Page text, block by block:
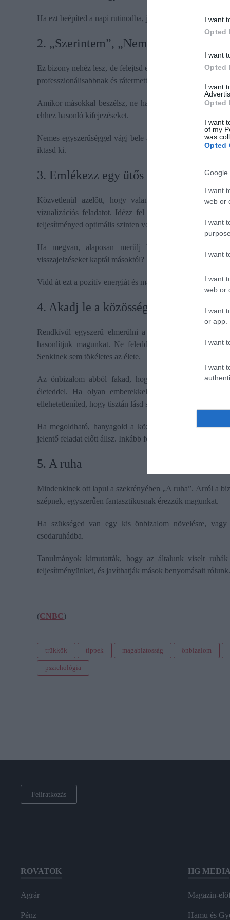
I want
Opted
I want
Opted
I want
Opted
I want
of my
was
Opted
Google
I want
web or
I want
I want
I want
web or
I want
or app.
I want
I want
Ha ezt beépíted a napi rutinodba, jó eséllyel kevésbé
2. „Szerintem”, „Nem vagyok biztos
Ez bizony nehéz lesz, de felejtsd el a gyenge,
professzionálisabbnak és rátermettebbnek fogsz tűnni.
Amikor másokkal beszélsz, ne használd a „szerintem”, a
ehhez hasonló kifejezéseket.
Nemes egyszerűséggel vágj bele a közepébe, közöld
iktasd ki.
3. Emlékezz egy ütős pillanatodra
Közvetlenül azelőtt, hogy valami olyasmit tennél,
vizualizációs feladatot. Idézz fel az életedből egy
teljesítményed optimális szinten volt.
Ha megvan, alaposan merülj bele az emlékbe.
visszajelzéseket kaptál másoktól? Mit éreztél, amikor vége
Vidd át ezt a pozitív energiát és magabiztosságot a jelenbe.
4. Akadj le a közösségi médiáról
Rendkívül egyszerű elmerülni a közösségi média
hasonlítjuk magunkat. Ne feledd, a videók, képek,
Senkinek sem tökéletes az élete.
Az önbizalom abból fakad, hogy hiszel önmagadban,
életeddel. Ha olyan emberekkel próbálod összemérni
ellehetetleníted, hogy tisztán lásd saját eredményeidet.
Ha megoldható, hanyagold a közösségi médiát, ha
jelentő feladat előtt állsz. Inkább fogj egy naplót, és írj
5. A ruha
Mindenkinek ott lapul a szekrényében „A ruha”. Arról a
szépnek, egyszerűen fantasztikusnak érezzük magunkat.
Ha szükséged van egy kis önbizalom növelésre,
csodaruhádba.
Tanulmányok kimutatták, hogy az általunk viselt
teljesítményünket, és javíthatják mások benyomásait rólunk.
(CNBC )
trükkök tippek magabiztosság önbizalom
pszichológia
Feliratkozás
ROVATOK
Agrár
Pénz
HG MEDIA
Magazin-
Hamu és